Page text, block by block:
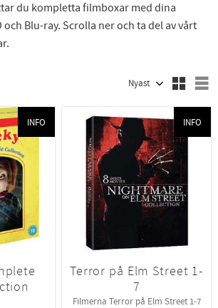
du kompletta filmboxar med dina
Blu-ray. Scrolla ner och ta del av vårt
INFO
Terror på Elm Street 1-
7
Filmerna Terror på Elm Street 1-7
INFO